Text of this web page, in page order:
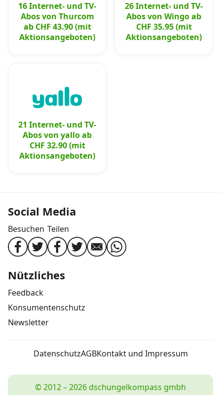
16 Internet- und TV-
Abos von Thurcom
ab CHF 43.90 (mit
Aktionsangeboten)
26 Internet- und TV-
Abos von Wingo ab
CHF 35.95 (mit
Aktionsangeboten)
21 Internet- und TV-
Abos von yallo ab
CHF 32.90 (mit
Aktionsangeboten)
Social Media
Besuchen Teilen
Nützliches
Feedback
Konsumentenschutz
Newsletter
DatenschutzAGBKontakt und Impressum
© 2012 – 2026 dschungelkompass gmbh